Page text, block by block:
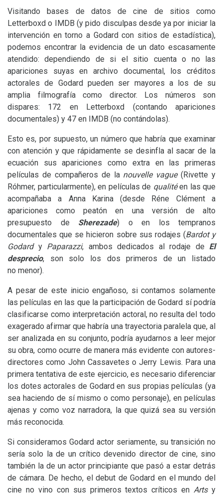
Visitando bases de datos de cine de sitios como
Letterboxd o IMDB (y pido disculpas desde ya por iniciar la
intervención en torno a Godard con sitios de estadística),
podemos encontrar la evidencia de un dato escasamente
atendido: dependiendo de si el sitio cuenta o no las
apariciones suyas en archivo documental, los créditos
actorales de Godard pueden ser mayores a los de su
amplia filmografía como director. Los números son
dispares: 172 en Letterboxd (contando apariciones
documentales) y 47 en IMDB (no contándolas).
Esto es, por supuesto, un número que habría que examinar
con atención y que rápidamente se desinfla al sacar de la
ecuación sus apariciones como extra en las primeras
películas de compañeros de la nouvelle vague(Rivette y
Róhmer, particularmente), en películas de qualitéen las que
acompañaba a Anna Karina (desde Réne Clément a
apariciones como peatón en una versión de alto
presupuesto de Sherezade) o en los tempranos
documentales que se hicieron sobre sus rodajes (Bardot y
Godard y Paparazzi, ambos dedicados al rodaje de El
desprecio, son solo los dos primeros de un listado
no menor).
A pesar de este inicio engañoso, si contamos solamente
las películas en las que la participación de Godard sí podría
clasificarse como interpretación actoral, no resulta del todo
exagerado afirmar que habría una trayectoria paralela que, al
ser analizada en su conjunto, podría ayudarnos a leer mejor
su obra, como ocurre de manera más evidente con autores-
directores como John Cassavetes o Jerry Lewis. Para una
primera tentativa de este ejercicio, es necesario diferenciar
los dotes actorales de Godard en sus propias películas (ya
sea haciendo de sí mismo o como personaje), en películas
ajenas y como voz narradora, la que quizá sea su versión
más reconocida.
Si consideramos Godard actor seriamente, su transición no
sería solo la de un crítico devenido director de cine, sino
también la de un actor principiante que pasó a estar detrás
de cámara. De hecho, el debut de Godard en el mundo del
cine no vino con sus primeros textos críticos enArtsy